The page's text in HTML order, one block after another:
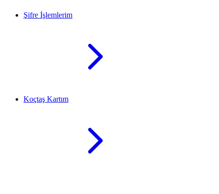
Şifre İşlemlerim
Koçtaş Kartım